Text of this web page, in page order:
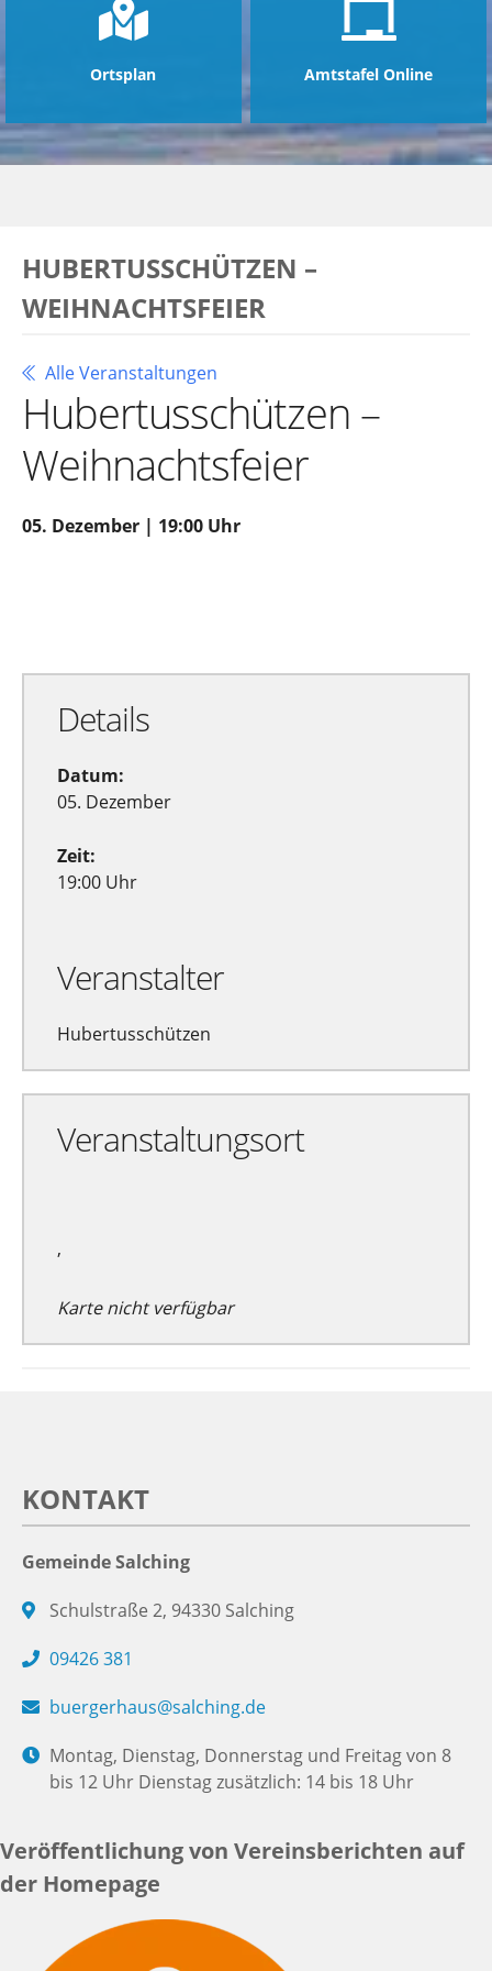
Ortsplan Amtstafel Online
HUBERTUSSCHÜTZEN –
WEIHNACHTSFEIER
Alle Veranstaltungen
Hubertusschützen –
Weihnachtsfeier
05. Dezember | 19:00 Uhr
Details
Datum:
05. Dezember
Zeit:
19:00 Uhr
Veranstalter
Hubertusschützen
Veranstaltungsort
,
Karte nicht verfügbar
KONTAKT
Gemeinde Salching
Schulstraße 2, 94330 Salching
09426 381
buergerhaus@salching.de
Montag, Dienstag, Donnerstag und Freitag von 8
bis 12 Uhr Dienstag zusätzlich: 14 bis 18 Uhr
Veröffentlichung von Vereinsberichten auf
der Homepage